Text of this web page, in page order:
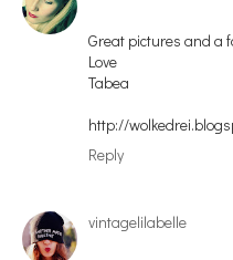
Great pictures and a
Love
Tabea
http://
Reply
vintagelilabelle